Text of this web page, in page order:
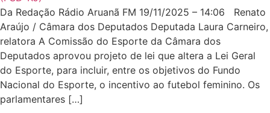
Da Redação Rádio Aruanã FM 19/11/2025 – 14:06 Renato
Araújo / Câmara dos Deputados Deputada Laura Carneiro,
relatora A Comissão do Esporte da Câmara dos
Deputados aprovou projeto de lei que altera a Lei Geral
do Esporte, para incluir, entre os objetivos do Fundo
Nacional do Esporte, o incentivo ao futebol feminino. Os
parlamentares […]